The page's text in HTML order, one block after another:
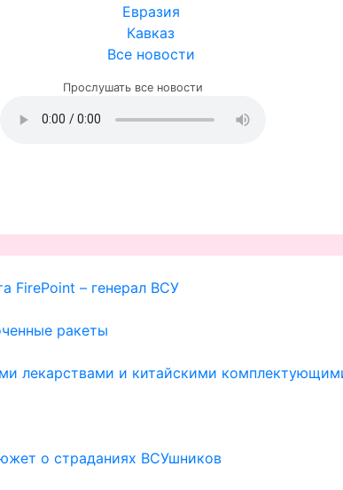
Евразия
Кавказ
Все новости
Прослушать все новости
FirePoint – генерал ВСУ
ракеты
лекарствами и китайскими
о страданиях ВСУшников